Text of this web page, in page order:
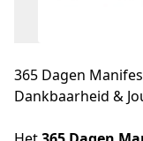
365 Dagen
Dankbaarheid &